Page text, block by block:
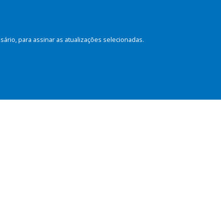
para assinar as atualizações selecionadas.